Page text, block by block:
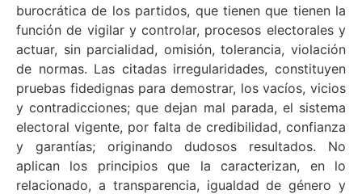
burocrática de los partidos, que tienen que tienen la
función de vigilar y controlar, procesos electorales y
actuar, sin parcialidad, omisión, tolerancia, violación
de normas. Las citadas irregularidades, constituyen
pruebas fidedignas para demostrar, los vacíos, vicios
y contradicciones; que dejan mal parada, el sistema
electoral vigente, por falta de credibilidad, confianza
y garantías; originando dudosos resultados. No
aplican los principios que la caracterizan, en lo
relacionado, a transparencia, igualdad de género y